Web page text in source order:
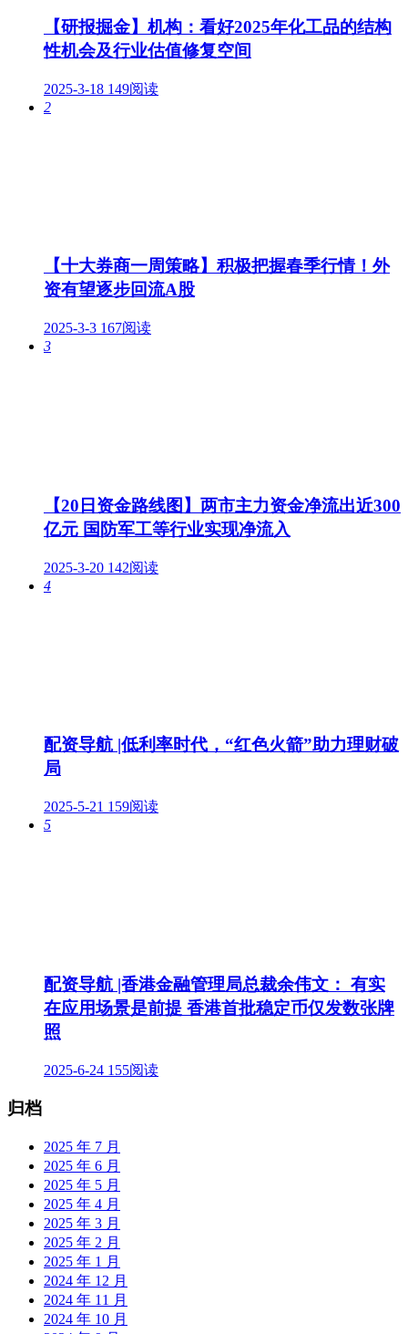
【研报掘金】机构：看好2025年化工品的结构
性机会及行业估值修复空间
2025-3-18 149阅读
2
【十大券商一周策略】积极把握春季行情！外
资有望逐步回流A股
2025-3-3 167阅读
3
【20日资金路线图】两市主力资金净流出近300
亿元 国防军工等行业实现净流入
2025-3-20 142阅读
4
配资导航 |低利率时代，“红色火箭”助力理财破
局
2025-5-21 159阅读
5
配资导航 |香港金融管理局总裁余伟文： 有实
在应用场景是前提 香港首批稳定币仅发数张牌
照
2025-6-24 155阅读
归档
2025 年 7 月
2025 年 6 月
2025 年 5 月
2025 年 4 月
2025 年 3 月
2025 年 2 月
2025 年 1 月
2024 年 12 月
2024 年 11 月
2024 年 10 月